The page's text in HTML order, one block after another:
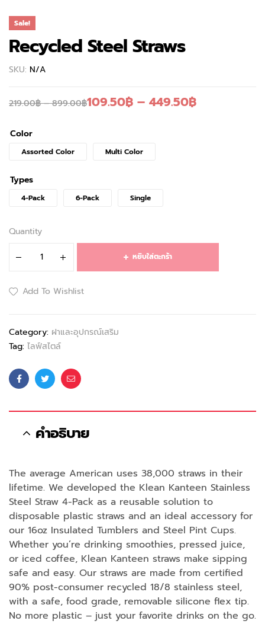
Sale!
Recycled Steel Straws
SKU: N/A
219.00฿ – 899.00฿109.50฿ – 449.50฿
Color
Assorted Color Multi Color
Types
4-Pack 6-Pack Single
Quantity
หยิบใส่ตะกร้า
Add To Wishlist
Category: ฝาและอุปกรณ์เสริม
Tag: ไลฟ์สไตล์
FacebookTwitterEmail
คำอธิบาย
The average American uses 38,000 straws in their
lifetime. We developed the Klean Kanteen Stainless
Steel Straw 4-Pack as a reusable solution to
disposable plastic straws and an ideal accessory for
our 16oz Insulated Tumblers and Steel Pint Cups.
Whether you’re drinking smoothies, pressed juice,
or iced coffee, Klean Kanteen straws make sipping
safe and easy. Our straws are made from certified
90% post-consumer recycled 18/8 stainless steel,
with a safe, food grade, removable silicone flex tip.
No more plastic – just your favorite drinks on the go.